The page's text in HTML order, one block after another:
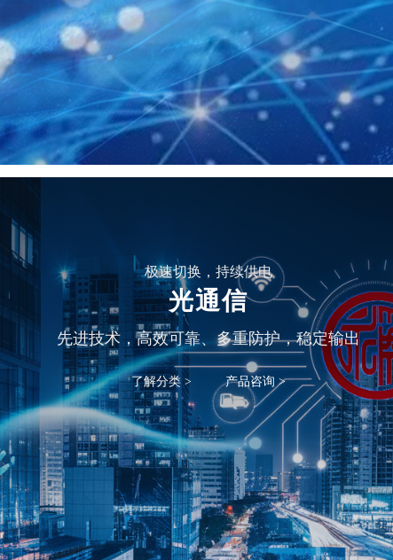
极速切换，持续供电
光通信
先进技术，高效可靠、多重防护，稳定输出
了解分类 > 产品咨询 >